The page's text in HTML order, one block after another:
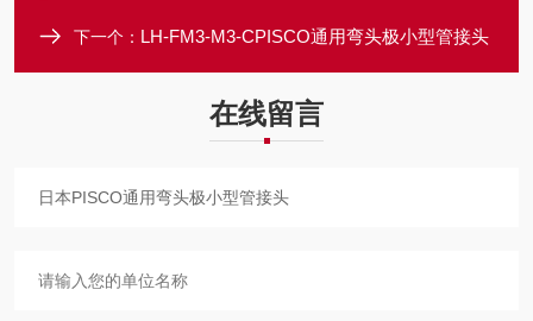
下一个： LH-FM3-M3-CPISCO通用弯头极小型管接头
在线留言